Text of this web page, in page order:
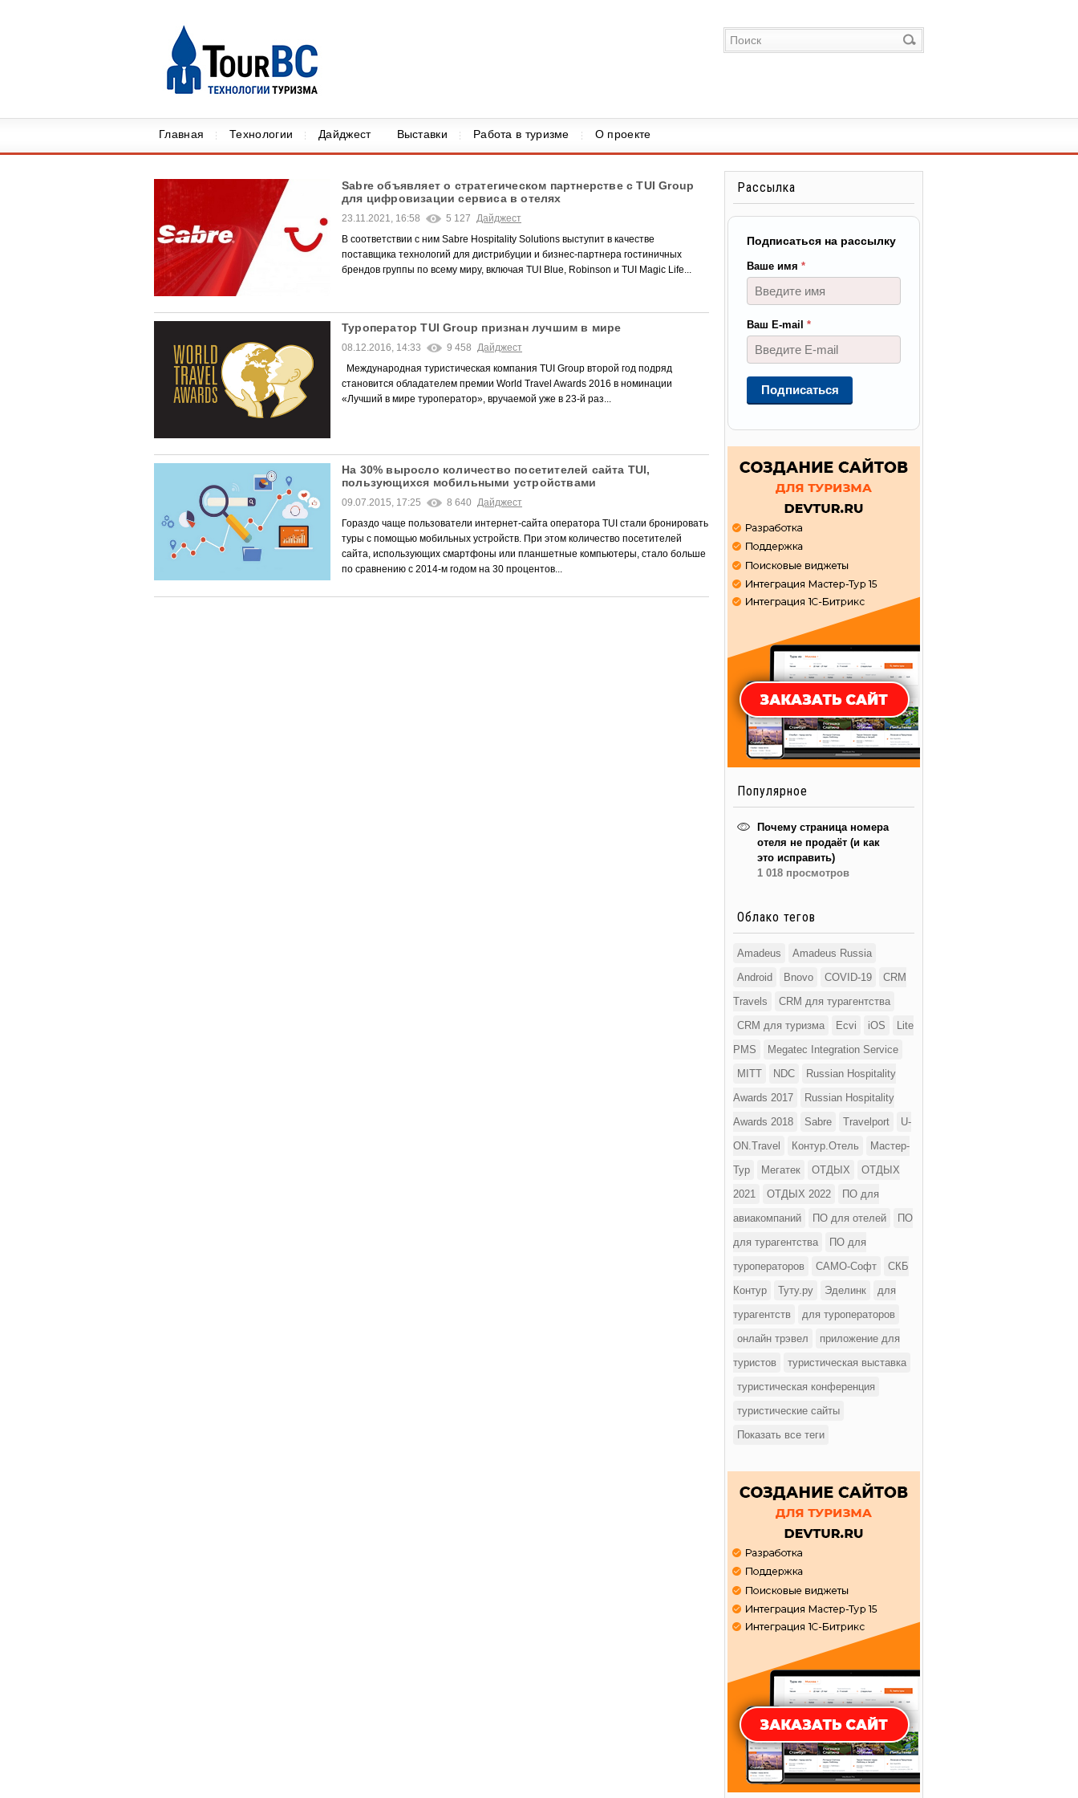
Главная Технологии Дайджест Выставки Работа в туризме О проекте
Sabre объявляет о стратегическом партнерстве с TUI Group
для цифровизации сервиса в отелях
23.11.2021, 16:58 5 127 Дайджест
В соответствии с ним Sabre Hospitality Solutions выступит в качестве
поставщика технологий для дистрибуции и бизнес-партнера гостиничных
брендов группы по всему миру, включая TUI Blue, Robinson и TUI Magic Life...
Туроператор TUI Group признан лучшим в мире
08.12.2016, 14:33 9 458 Дайджест
Международная туристическая компания TUI Group второй год подряд
становится обладателем премии World Travel Awards 2016 в номинации
«Лучший в мире туроператор», вручаемой уже в 23-й раз...
На 30% выросло количество посетителей сайта TUI,
пользующихся мобильными устройствами
09.07.2015, 17:25 8 640 Дайджест
Гораздо чаще пользователи интернет-сайта оператора TUI стали бронировать
туры с помощью мобильных устройств. При этом количество посетителей
сайта, использующих смартфоны или планшетные компьютеры, стало больше
по сравнению с 2014-м годом на 30 процентов...
Рассылка
Подписаться на рассылку
Ваше имя *
Ваш E-mail *
Подписаться
Популярное
Почему страница номера
отеля не продаёт (и как
это исправить)
1 018 просмотров
Облако тегов
Amadeus
Amadeus Russia
Android
Bnovo COVID-19
CRM
Travels
CRM для турагентства
CRM для туризма
Ecvi iOS
Lite
PMS
Megatec Integration Service
MITT
NDC
Russian Hospitality
Awards 2017
Russian Hospitality
Awards 2018
Sabre Travelport
U-
ON.Travel
Контур.Отель
Мастер-
Тур
Мегатек ОТДЫХ
ОТДЫХ
2021
ОТДЫХ 2022
ПО для
авиакомпаний
ПО для отелей
ПО
для турагентства
ПО для
туроператоров
САМО-Софт
СКБ
Контур
Туту.ру Эделинк
для
турагентств
для туроператоров
онлайн трэвел
приложение для
туристов
туристическая выставка
туристическая конференция
туристические сайты
Показать все теги